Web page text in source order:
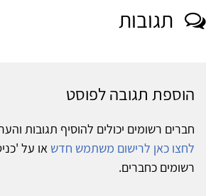
תגובות
הוספת תגובה לפוסט
חברים רשומים יכולים להוסיף תגובות
לחצו כאן לרישום משתמש חדש או על
רשומים כחברים.